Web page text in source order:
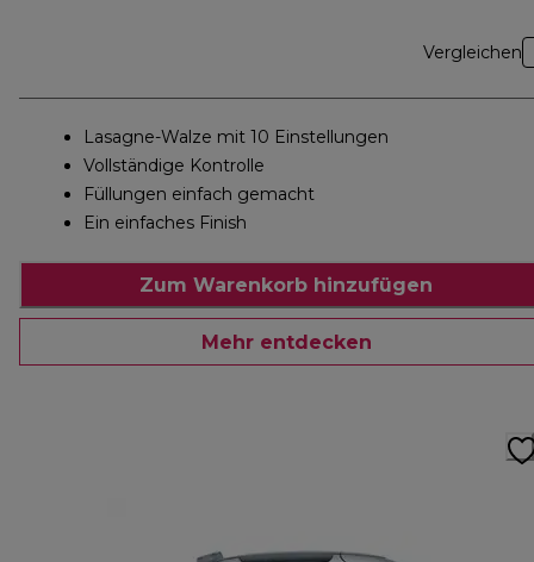
Vergleichen
Lasagne-Walze mit 10 Einstellungen
Vollständige Kontrolle
Füllungen einfach gemacht
Ein einfaches Finish
Zum Warenkorb hinzufügen
Mehr entdecken